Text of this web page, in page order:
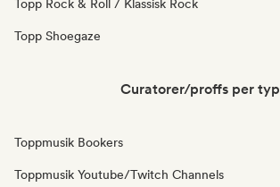
Topp Rock & Roll / Klassisk Rock
Topp Shoegaze
Curatorer/proffs per typ
Toppmusik Bookers
Toppmusik Youtube/Twitch Channels